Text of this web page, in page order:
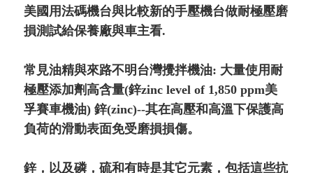
美國用法碼機台與比較新的手壓機台做耐極壓磨
損測試給保養廠與車主看.
常見油精與來路不明台灣攪拌機油: 大量使用耐
極壓添加劑高含量(鋅zinc level of 1,850 ppm美
孚賽車機油) 鋅(zinc)--其在高壓和高溫下保護高
負荷的滑動表面免受磨損損傷。
鋅，以及磷，硫和有時是其它元素，包括這些抗